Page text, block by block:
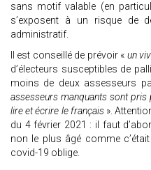
sans motif valable (en
s’exposent à un risque de
administratif.
Il est conseillé de prévoir « un
d’électeurs susceptibles de
moins de deux assesseurs
assesseurs manquants sont
lire et écrire le français».
du 4 février 2021 : il faut
non le plus âgé comme
covid-19 oblige.